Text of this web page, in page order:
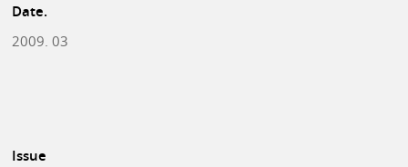
Date.
2009. 03
Issue